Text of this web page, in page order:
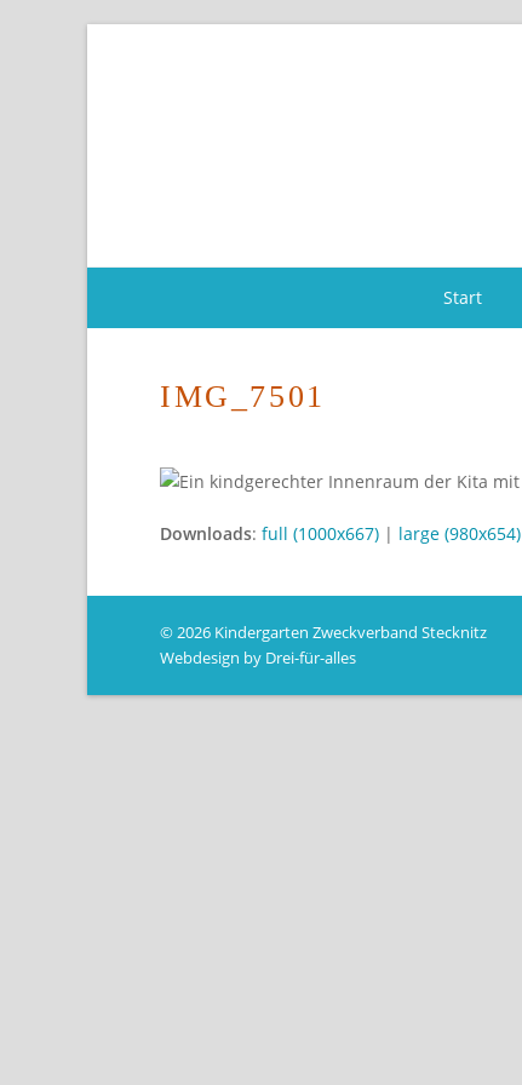
Start
IMG_7501
Downloads: full (1000x667) | large (980x654)
© 2026 Kindergarten Zweckverband Stecknitz
Webdesign by Drei-für-alles